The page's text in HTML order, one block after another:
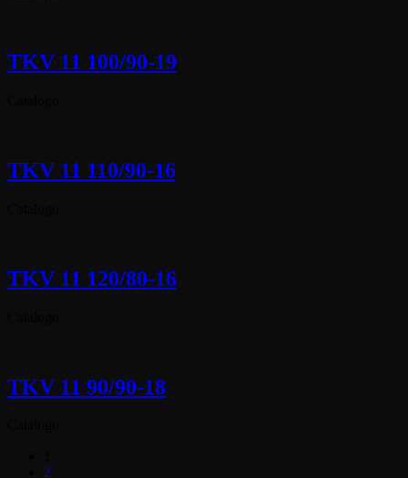
TKV 11 100/90-19
TKV 11 110/90-16
TKV 11 120/80-16
TKV 11 90/90-18
2